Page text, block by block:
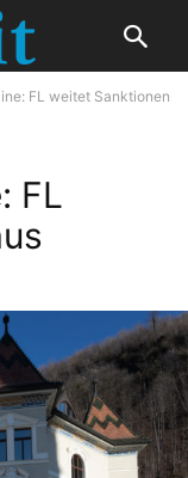
FL weitet Sanktionen
FL